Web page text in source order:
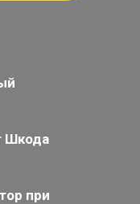
Шкода
при